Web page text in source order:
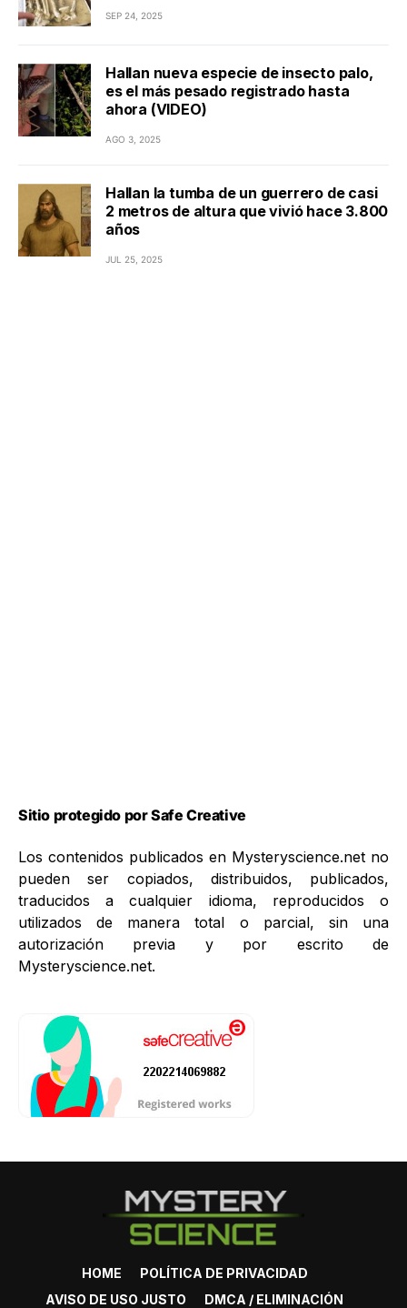
SEP 24, 2025
Hallan nueva especie de insecto palo,
es el más pesado registrado hasta
ahora (VIDEO)
AGO 3, 2025
Hallan la tumba de un guerrero de casi
2 metros de altura que vivió hace 3.800
años
JUL 25, 2025
Sitio protegido por Safe Creative
Los contenidos publicados en Mysteryscience.net no
pueden ser copiados, distribuidos, publicados,
traducidos a cualquier idioma, reproducidos o
utilizados de manera total o parcial, sin una
autorización previa y por escrito de
Mysteryscience.net.
HOME
POLÍTICA DE PRIVACIDAD
AVISO DE USO JUSTO
DMCA / ELIMINACIÓN